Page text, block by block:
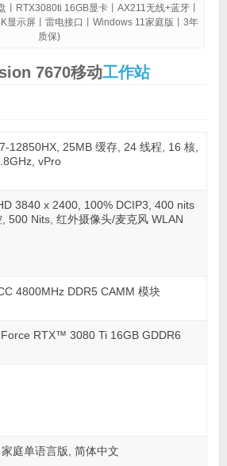
丨RTX3080ti 16GB显卡丨AX211无线+蓝牙丨
显示屏丨雷电接口丨Windows 11家庭版丨3年
质保)
7670移动工作站
12850HX, 25MB 缓存, 24 线程, 16 核,
vPro
3840 x 2400, 100% DCIP3, 400 nits
500 Nits, 红外摄像头/麦克风 WLAN
4800MHz DDR5 CAMM 模块
RTX™ 3080 Ti 16GB GDDR6
庭单语言版, 简体中文